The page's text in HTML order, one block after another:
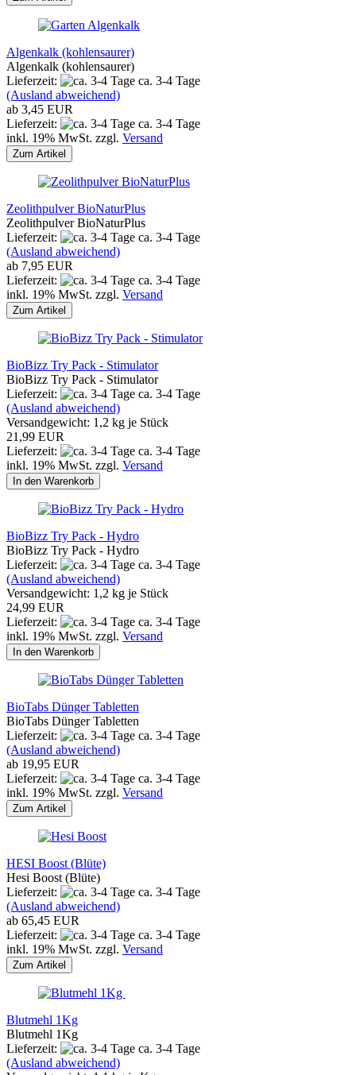
Algenkalk (kohlensaurer)
Algenkalk (kohlensaurer)
Lieferzeit:
ca. 3-4 Tage
(Ausland abweichend)
ab 3,45 EUR
Lieferzeit:
ca. 3-4 Tage
inkl. 19% MwSt. zzgl. Versand
Zum Artikel
Zeolithpulver BioNaturPlus
Zeolithpulver BioNaturPlus
Lieferzeit:
ca. 3-4 Tage
(Ausland abweichend)
ab 7,95 EUR
Lieferzeit:
ca. 3-4 Tage
inkl. 19% MwSt. zzgl. Versand
Zum Artikel
BioBizz Try Pack - Stimulator
BioBizz Try Pack - Stimulator
Lieferzeit:
ca. 3-4 Tage
(Ausland abweichend)
Versandgewicht: 1,2 kg je Stück
21,99 EUR
Lieferzeit:
ca. 3-4 Tage
inkl. 19% MwSt. zzgl. Versand
In den Warenkorb
BioBizz Try Pack - Hydro
BioBizz Try Pack - Hydro
Lieferzeit:
ca. 3-4 Tage
(Ausland abweichend)
Versandgewicht: 1,2 kg je Stück
24,99 EUR
Lieferzeit:
ca. 3-4 Tage
inkl. 19% MwSt. zzgl. Versand
In den Warenkorb
BioTabs Dünger Tabletten
BioTabs Dünger Tabletten
Lieferzeit:
ca. 3-4 Tage
(Ausland abweichend)
ab 19,95 EUR
Lieferzeit:
ca. 3-4 Tage
inkl. 19% MwSt. zzgl. Versand
Zum Artikel
HESI Boost (Blüte)
Hesi Boost (Blüte)
Lieferzeit:
ca. 3-4 Tage
(Ausland abweichend)
ab 65,45 EUR
Lieferzeit:
ca. 3-4 Tage
inkl. 19% MwSt. zzgl. Versand
Zum Artikel
Blutmehl 1Kg
Blutmehl 1Kg
Lieferzeit:
ca. 3-4 Tage
(Ausland abweichend)